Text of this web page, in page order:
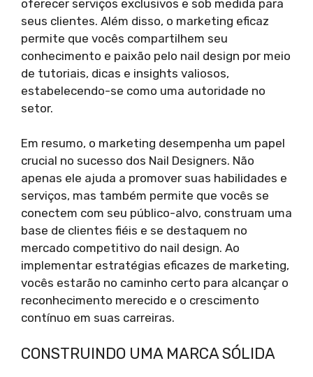
oferecer serviços exclusivos e sob medida para
seus clientes. Além disso, o marketing eficaz
permite que vocês compartilhem seu
conhecimento e paixão pelo nail design por meio
de tutoriais, dicas e insights valiosos,
estabelecendo-se como uma autoridade no
setor.
Em resumo, o marketing desempenha um papel
crucial no sucesso dos Nail Designers. Não
apenas ele ajuda a promover suas habilidades e
serviços, mas também permite que vocês se
conectem com seu público-alvo, construam uma
base de clientes fiéis e se destaquem no
mercado competitivo do nail design. Ao
implementar estratégias eficazes de marketing,
vocês estarão no caminho certo para alcançar o
reconhecimento merecido e o crescimento
contínuo em suas carreiras.
CONSTRUINDO UMA MARCA SÓLIDA